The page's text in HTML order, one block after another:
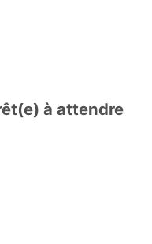
à attendre